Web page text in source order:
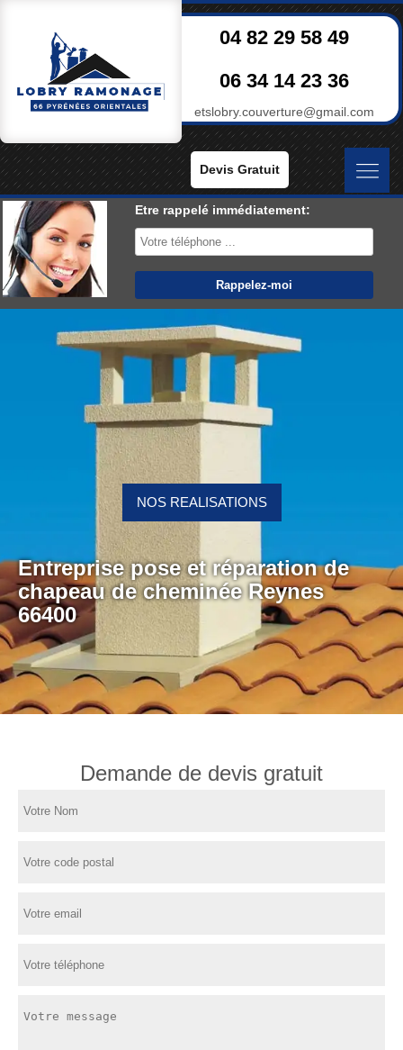
04 82 29 58 49
06 34 14 23 36
etslobry.couverture@gmail.com
Devis Gratuit
Etre rappelé immédiatement:
Entreprise pose et réparation de
chapeau de cheminée Reynes
66400
NOS REALISATIONS
Demande de devis gratuit